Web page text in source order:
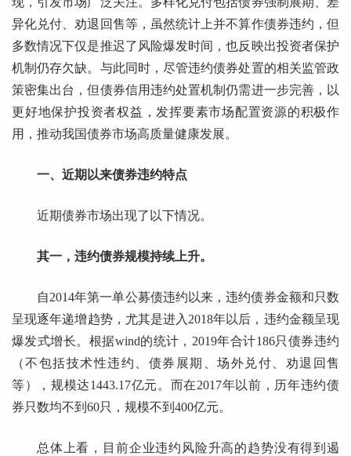
异化兑付、劝退回售等，虽然统计上并不算作债券违约，但
多数情况下仅是推迟了风险爆发时间，也反映出投资者保护
机制仍存欠缺。与此同时，尽管违约债券处置的相关监管政
策密集出台，但债券信用违约处置机制仍需进一步完善，以
更好地保护投资者权益，发挥要素市场配置资源的积极作
用，推动我国债券市场高质量健康发展。
一、近期以来债券违约特点
近期债券市场出现了以下情况。
其一，违约债券规模持续上升。
自2014年第一单公募债违约以来，违约债券金额和只数
呈现逐年递增趋势，尤其是进入2018年以后，违约金额呈现
爆发式增长。根据wind的统计，2019年合计186只债券违约
（不包括技术性违约、债券展期、场外兑付、劝退回售
等），规模达1443.17亿元。而在2017年以前，历年违约债
券只数均不到60只，规模不到400亿元。
总体上看，目前企业违约风险升高的趋势没有得到遏